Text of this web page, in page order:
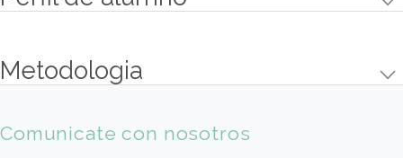
Facturas de manteca (Medialunas,
Facturas de grasa (Churrinches,
Sacramento, etc).
Quesitos, Fosforitos, etc).